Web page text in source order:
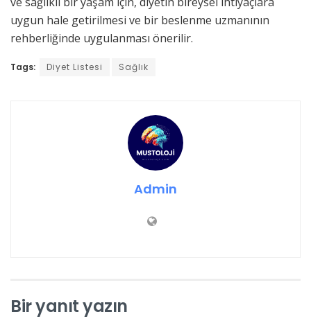
uygun hale getirilmesi ve bir beslenme uzmanının
rehberliğinde uygulanması önerilir.
Tags: Diyet Listesi Sağlık
Admin
Bir yanıt yazın